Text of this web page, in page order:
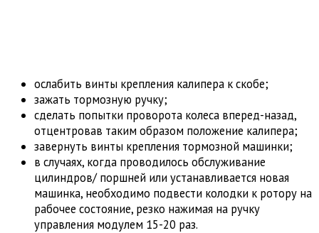
ослабить винты крепления калипера к скобе;
зажать тормозную ручку;
сделать попытки проворота колеса вперед-назад,
отцентровав таким образом положение калипера;
завернуть винты крепления тормозной машинки;
в случаях, когда проводилось обслуживание
цилиндров/ поршней или устанавливается новая
машинка, необходимо подвести колодки к ротору на
рабочее состояние, резко нажимая на ручку
управления модулем 15-20 раз.